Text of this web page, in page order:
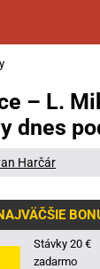
– L.
dnes
Harčár
Stávky 20 €
zadarmo